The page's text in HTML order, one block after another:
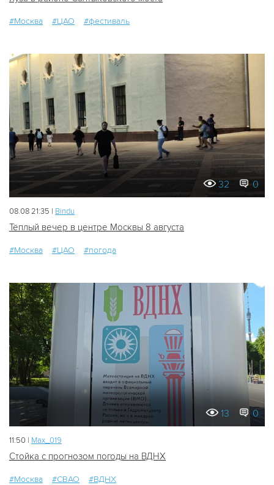
#Москва #ЦАО #фестиваль
32 0
08.08 21:35 | Bindu
Тёплый вечер в центре Москвы 8 августа
#Москва #ЦАО #погода
13 0
11:50 | Мах_019
Стойка с прогнозом погоды на ВДНХ
#Москва #СВАО #ВДНХ